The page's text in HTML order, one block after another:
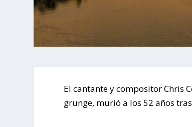
El cantante y compositor Chris
grunge, murió a los 52 años